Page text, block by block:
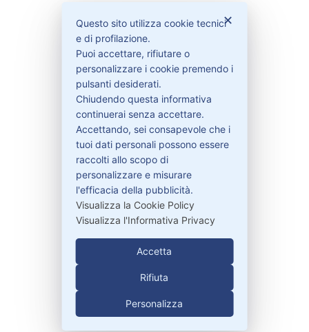
Privacy Policy
Condizioni di vendita
Spedizioni e recesso
Bisogno di aiuto?
Contattaci
Garanzie
Contatti
info@pitdriver.com
✕
Questo sito utilizza cookie tecnici
e di profilazione.
Puoi accettare, rifiutare o
personalizzare i cookie premendo i
pulsanti desiderati.
Chiudendo questa informativa
continuerai senza accettare.
Accettando, sei consapevole che i
tuoi dati personali possono essere
raccolti allo scopo di
personalizzare e misurare
l'efficacia della pubblicità.
Visualizza la Cookie Policy
Visualizza l'Informativa Privacy
Accetta
Rifiuta
Personalizza